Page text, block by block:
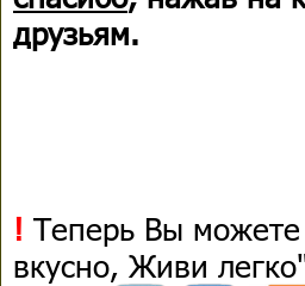
друзьям.
! Теперь Вы
вкусно, Живи